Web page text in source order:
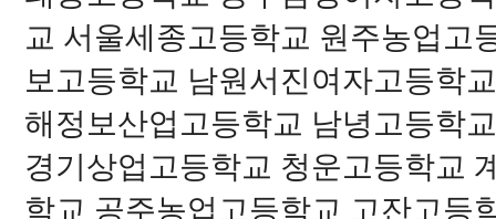
교 서울세종고등학교 원주농업고
보고등학교 남원서진여자고등학
해정보산업고등학교 남녕고등학교
경기상업고등학교 청운고등학교
학교 공주농업고등학교 고잔고등